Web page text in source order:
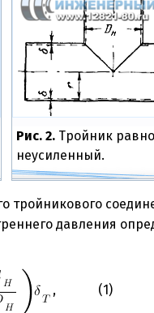
Рис. 2. Тройник
неусиленный.
давления
, (1)